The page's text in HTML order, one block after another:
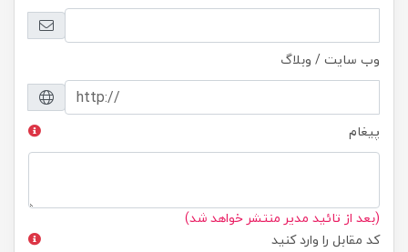
وب سایت / وبلاگ
پیغام
(بعد از تائید مدیر منتشر خواهد شد)
کد مقابل را وارد کنید